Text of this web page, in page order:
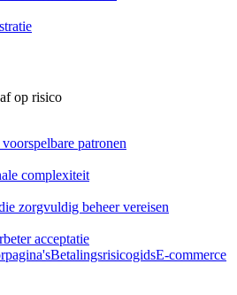
op risico
patronen
complexiteit
zorgvuldig beheer vereisen
acceptatie
BetalingsrisicogidsE-commerce